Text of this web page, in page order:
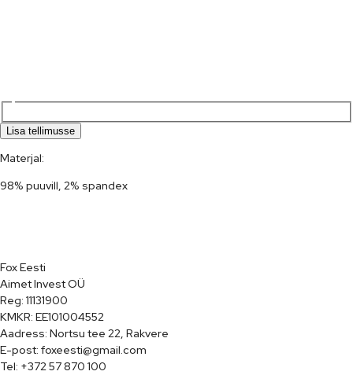
Lisa tellimusse
Materjal:
98% puuvill, 2% spandex
Fox Eesti
Aimet Invest OÜ
Reg: 11131900
KMKR: EE101004552
Aadress: Nortsu tee 22, Rakvere
E-post: foxeesti@gmail.com
Tel: +372 57 870 100